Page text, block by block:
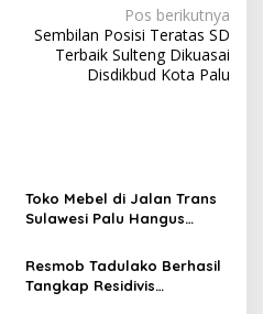
Pos berikutnya
Sembilan Posisi Teratas SD
Terbaik Sulteng Dikuasai
Disdikbud Kota Palu
Toko Mebel di Jalan Trans
Sulawesi Palu Hangus
Korban Jiwa
Resmob Tadulako Berhasil
Tangkap Residivis